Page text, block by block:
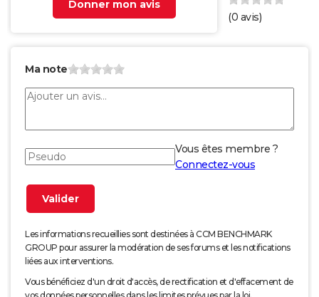
Donner mon avis
(0 avis)
Ma note
Vous êtes membre ?
Connectez-vous
Les informations recueillies sont destinées à CCM BENCHMARK
GROUP pour assurer la modération de ses forums et les notifications
liées aux interventions.
Vous bénéficiez d'un droit d'accès, de rectification et d'effacement de